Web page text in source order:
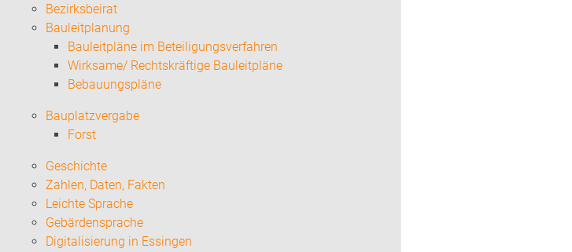
Bezirksbeirat
Bauleitplanung
Bauleitpläne im Beteiligungsverfahren
Wirksame/ Rechtskräftige Bauleitpläne
Bebauungspläne
Bauplatzvergabe
Forst
Geschichte
Zahlen, Daten, Fakten
Leichte Sprache
Gebärdensprache
Digitalisierung in Essingen